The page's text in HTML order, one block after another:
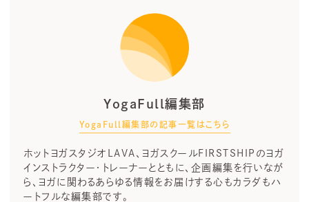
YogaFull編集部
YogaFull編集部の記事一覧はこちら
ホットヨガスタジオLAVA、ヨガスクールFIRSTSHIPのヨガ
インストラクター・トレーナーとともに、企画編集を行いなが
ら、ヨガに関わるあらゆる情報をお届けする心もカラダもハ
ートフルな編集部です。